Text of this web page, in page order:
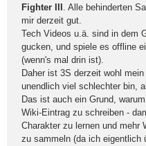
Fighter III . Alle behinderten
mir derzeit gut.
Tech Videos u.ä. sind in dem
gucken, und spiele es offline
(wenn's mal drin ist).
Daher ist 3S derzeit wohl
unendlich viel schlechter bin,
Das ist auch ein Grund,
Wiki-Eintrag zu schreiben -
Charakter zu lernen und mehr
zu sammeln (da ich eigentlich